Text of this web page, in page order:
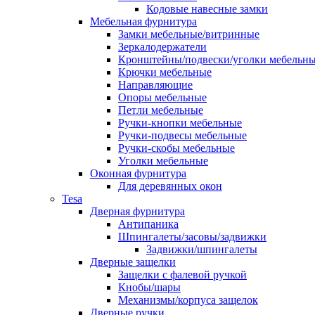
Кодовые навесные замки
Мебельная фурнитура
Замки мебельные/витринные
Зеркалодержатели
Кронштейны/подвески/уголки
Крючки мебельные
Направляющие
Опоры мебельные
Петли мебельные
Ручки-кнопки мебельные
Ручки-подвесы мебельные
Ручки-скобы мебельные
Уголки мебельные
Оконная фурнитура
Для деревянных окон
Tesa
Дверная фурнитура
Антипаника
Шпингалеты/засовы/задвижки
Задвижки/шпингалеты
Дверные защелки
Защелки с фалевой ручкой
Кнобы/шары
Механизмы/корпуса защелок